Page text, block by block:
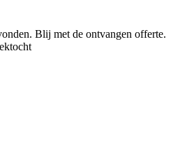
Blij met de ontvangen offerte.